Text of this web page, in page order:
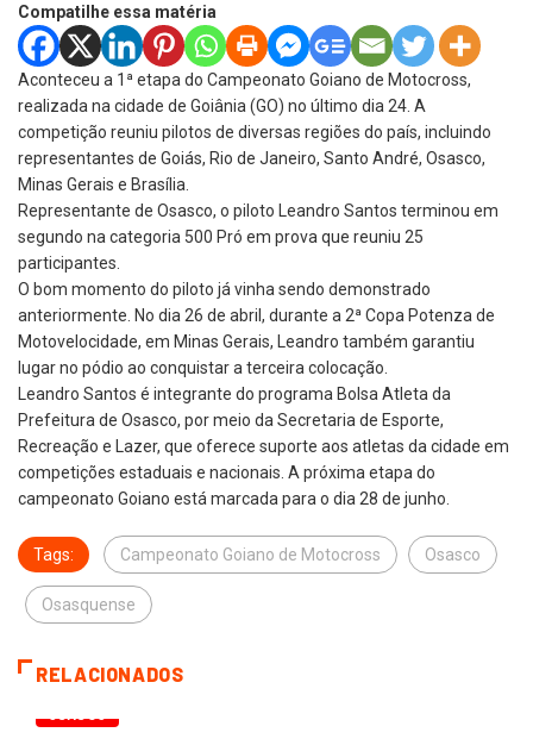
Compatilhe essa matéria
Aconteceu a 1ª etapa do Campeonato Goiano de Motocross,
realizada na cidade de Goiânia (GO) no último dia 24. A
competição reuniu pilotos de diversas regiões do país, incluindo
representantes de Goiás, Rio de Janeiro, Santo André, Osasco,
Minas Gerais e Brasília.
Representante de Osasco, o piloto Leandro Santos terminou em
segundo na categoria 500 Pró em prova que reuniu 25
participantes.
O bom momento do piloto já vinha sendo demonstrado
anteriormente. No dia 26 de abril, durante a 2ª Copa Potenza de
Motovelocidade, em Minas Gerais, Leandro também garantiu
lugar no pódio ao conquistar a terceira colocação.
Leandro Santos é integrante do programa Bolsa Atleta da
Prefeitura de Osasco, por meio da Secretaria de Esporte,
Recreação e Lazer, que oferece suporte aos atletas da cidade em
competições estaduais e nacionais. A próxima etapa do
campeonato Goiano está marcada para o dia 28 de junho.
Tags: Campeonato Goiano de Motocross Osasco
Osasquense
RELACIONADOS
OSASCO